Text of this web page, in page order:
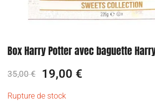
Box Harry Potter avec baguette
35,00€ 19,00 €
Rupture de stock